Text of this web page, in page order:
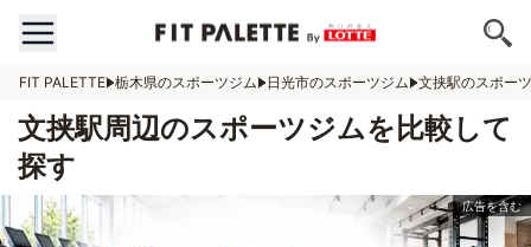
FIT PALETTE 栃木県のスポーツジム 日光市のスポーツジム 文挟駅のスポー
文挟駅周辺のスポーツジムを比較して
探す